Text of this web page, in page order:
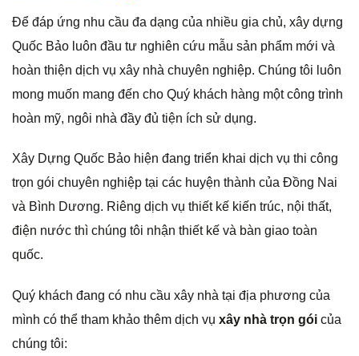
Để đáp ứng nhu cầu đa dạng của nhiều gia chủ, xây dựng
Quốc Bảo luôn đầu tư nghiên cứu mẫu sản phẩm mới và
hoàn thiện dịch vụ xây nhà chuyên nghiệp. Chúng tôi luôn
mong muốn mang đến cho Quý khách hàng một công trình
hoàn mỹ, ngôi nhà đầy đủ tiện ích sử dụng.
Xây Dựng Quốc Bảo hiện đang triển khai dịch vụ thi công
trọn gói chuyên nghiệp tại các huyện thành của Đồng Nai
và Bình Dương. Riêng dịch vụ thiết kế kiến trúc, nội thất,
điện nước thì chúng tôi nhận thiết kế và bàn giao toàn
quốc.
Quý khách đang có nhu cầu xây nhà tại địa phương của
mình có thể tham khảo thêm dịch vụ xây nhà trọn gói của
chúng tôi: